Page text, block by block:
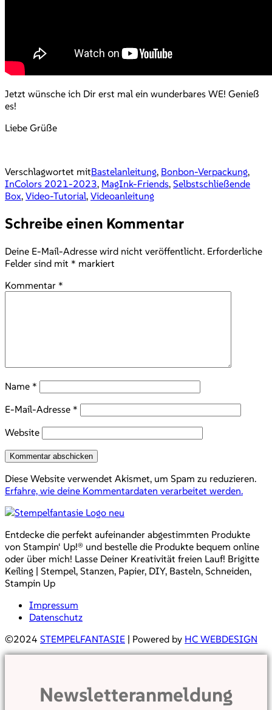
Jetzt wünsche ich Dir erst mal ein wunderbares WE! Genieß
es!
Liebe Grüße
Verschlagwortet mitBastelanleitung, Bonbon-Verpackung,
InColors 2021-2023, MagInk-Friends, Selbstschließende
Box, Video-Tutorial, Videoanleitung
Schreibe einen Kommentar
Deine E-Mail-Adresse wird nicht veröffentlicht. Erforderliche
Felder sind mit * markiert
Kommentar *
Name *
E-Mail-Adresse *
Website
Diese Website verwendet Akismet, um Spam zu reduzieren.
Erfahre, wie deine Kommentardaten verarbeitet werden.
Entdecke die perfekt aufeinander abgestimmten Produkte
von Stampin‘ Up!® und bestelle die Produkte bequem online
oder über mich! Lasse Deiner Kreativität freien Lauf! Brigitte
Keiling | Stempel, Stanzen, Papier, DIY, Basteln, Schneiden,
Stampin Up
Impressum
Datenschutz
©2024 STEMPELFANTASIE | Powered by HC WEBDESIGN
Newsletteranmeldung